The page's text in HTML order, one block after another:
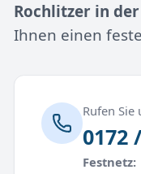
Rochlitzer in der
Ihnen einen
Rufen Sie
0172
Festnetz: